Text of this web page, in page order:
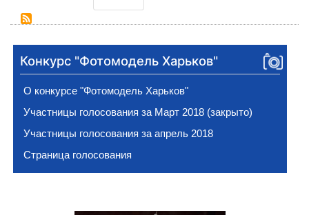
Конкурс "Фотомодель Харьков"
О конкурсе "Фотомодель Харьков"
Участницы голосования за Март 2018 (закрыто)
Участницы голосования за апрель 2018
Страница голосования